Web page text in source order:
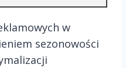
w
sezonowości